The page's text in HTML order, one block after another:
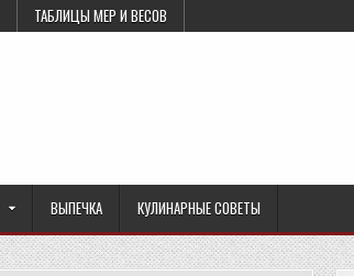
ТАБЛИЦЫ МЕР И ВЕСОВ
ВЫПЕЧКА КУЛИНАРНЫЕ СОВЕТЫ